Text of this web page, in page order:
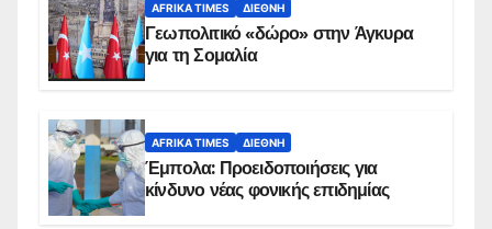
AFRIKA TIMES ΔΙΕΘΝΉ
Γεωπολιτικό «δώρο» στην Άγκυρα
για τη Σομαλία
AFRIKA TIMES ΔΙΕΘΝΉ
Έμπολα: Προειδοποιήσεις για
κίνδυνο νέας φονικής επιδημίας